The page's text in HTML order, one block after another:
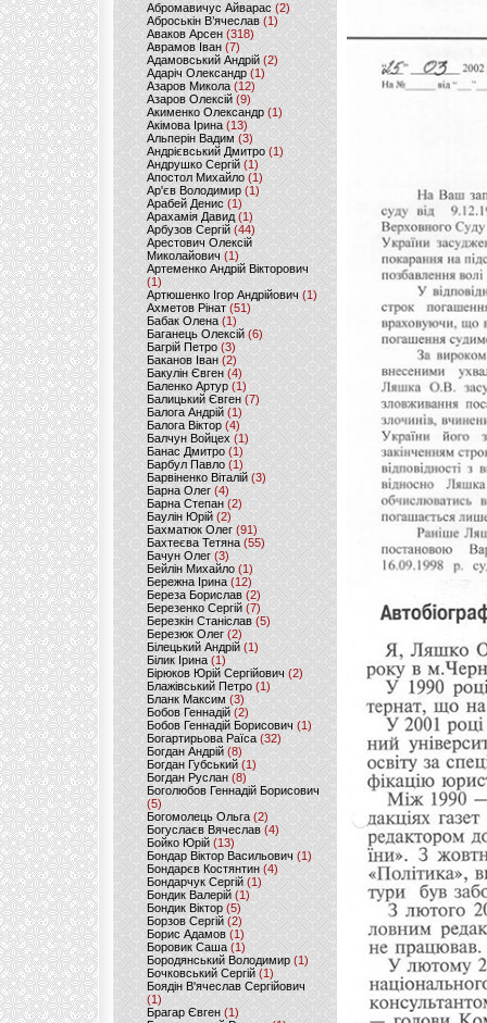
Абромавичус Айварас (2)
Аброськін В’ячеслав(1)
Аваков Арсен (318)
Аврамов Іван (7)
Адамовський Андрій(2)
Адаріч Олександр (1)
Азаров Микола (12)
Азаров Олексій (9)
Акименко Олександр(1)
Акімова Ірина(13)
Альперін Вадим (3)
Андрієвський Дмитро(1)
Андрушко Сергій(1)
Апостол Михайло(1)
Ар'єв Володимир (1)
Арабей Денис(1)
Арахамія Давид (1)
Арбузов Сергій (44)
Арестович Олексій
Миколайович(1)
Артеменко Андрій Вікторович
(1)
Артюшенко Ігор Андрійович(1)
Ахметов Рінат(51)
Бабак Олена(1)
Баганець Олексій(6)
Багрій Петро (3)
Баканов Іван(2)
Бакулін Євген (4)
Баленко Артур(1)
Балицький Євген(7)
Балога Андрій (1)
Балога Віктор (4)
Балчун Войцех (1)
Банас Дмитро (1)
Барбул Павло(1)
Барвіненко Віталій(3)
Барна Олег (4)
Барна Степан (2)
Баулін Юрій (2)
Бахматюк Олег (91)
Бахтеєва Тетяна(55)
Бачун Олег (3)
Бейлін Михайло (1)
Бережна Ірина(12)
Береза Борислав(2)
Березенко Сергій (7)
Березкін Станіслав (5)
Березюк Олег(2)
Білецький Андрій (1)
Білик Ірина (1)
Бірюков Юрій Сергійович (2)
Блажівський Петро (1)
Бланк Максим(3)
Бобов Геннадій (2)
Бобов Геннадій Борисович (1)
Богартирьова Раїса (32)
Богдан Андрій(8)
Богдан Губський (1)
Богдан Руслан(8)
Боголюбов Геннадій Борисович
(5)
Богомолець Ольга (2)
Богуслаєв Вячеслав (4)
Бойко Юрій (13)
Бондар Віктор Васильович (1)
Бондарєв Костянтин (4)
Бондарчук Сергій(1)
Бондик Валерій (1)
Бондик Віктор(5)
Борзов Сергiй (2)
Борис Адамов(1)
Боровик Саша (1)
Бородянський Володимир (1)
Бочковський Сергій (1)
Боядін В'ячеслав Сергійович
(1)
Брагар Євген (1)